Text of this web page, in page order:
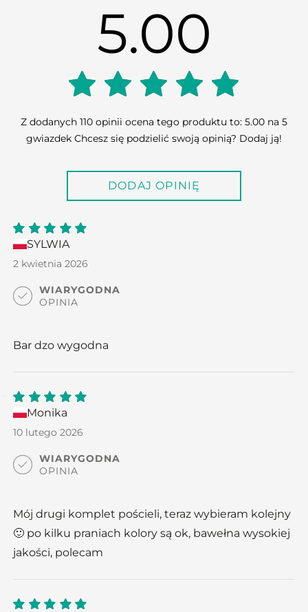
5.00
5.00
out of
5
Z dodanych 110 opinii ocena tego produktu to: 5.00 na 5
gwiazdek Chcesz się podzielić swoją opinią? Dodaj ją!
DODAJ OPINIĘ
5out
of 5
SYLWIA
2 kwietnia 2026
WIARYGODNA
OPINIA
Bar dzo wygodna
5out
of 5
Monika
10 lutego 2026
WIARYGODNA
OPINIA
Mój drugi komplet pościeli, teraz wybieram kolejny
🙂 po kilku praniach kolory są ok, bawełna wysokiej
jakości, polecam